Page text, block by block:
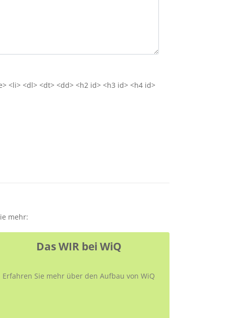
<li> <dl> <dt> <dd> <h2 id> <h3 id> <h4 id>
mehr:
Das WIR bei WiQ
Erfahren Sie mehr über den Aufbau von WiQ